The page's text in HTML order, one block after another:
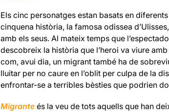
Els cinc personatges estan basats en diferents
cinquena història, la famosa odissea d’Ulisses,
amb els seus. Al mateix temps que
descobreix la història que l’heroi va viure amb
com, avui dia, un migrant també ha de
lluitar per no caure en l’oblit per culpa de la
enfrontar-se a terribles bèsties que podrien
Migranteés la veu de tots aquells que han